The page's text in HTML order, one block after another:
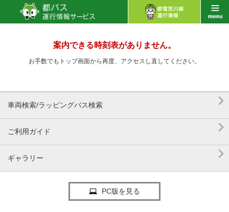
案内できる時刻表がありません。
お手数でもトップ画面から再度、アクセスし直してください。
車両検索/ラッピングバス検索 
ご利用ガイド 
ギャラリー 
PC版を見る